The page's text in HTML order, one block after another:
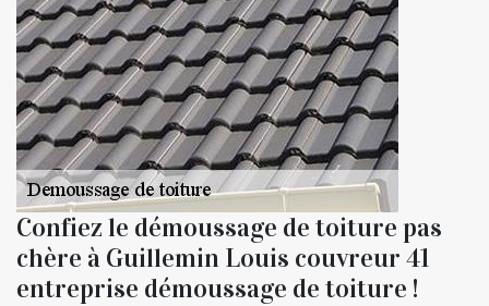
Confiez le démoussage de toiture pas
chère à Guillemin Louis couvreur 41
entreprise démoussage de toiture !